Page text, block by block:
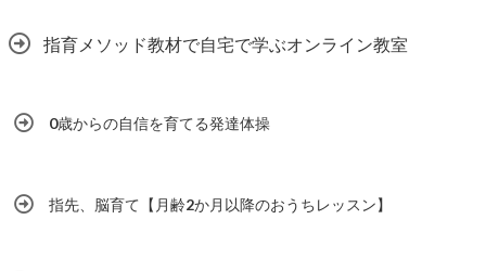
指育メソッド教材で自宅で学ぶオンライン教室
0歳からの自信を育てる発達体操
指先、脳育て【月齢2か月以降のおうちレッスン】